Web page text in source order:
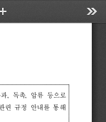
과 독촉, 압류 등으로
관련 규정 안내를 통해